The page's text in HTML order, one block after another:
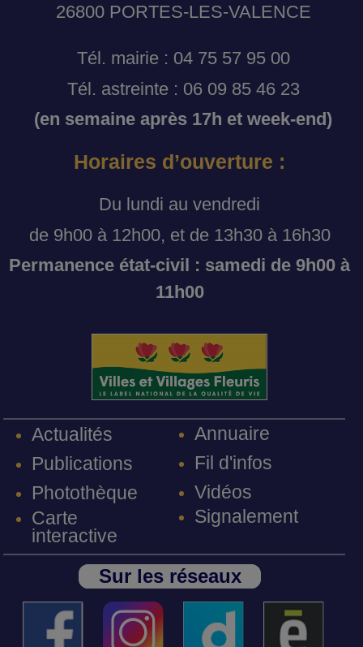
26800 PORTES-LES-VALENCE
Tél. mairie : 04 75 57 95 00
Tél. astreinte : 06 09 85 46 23
(en semaine après 17h et week-end)
Horaires d’ouverture :
Du lundi au vendredi
de 9h00 à 12h00, et de 13h30 à 16h30
Permanence état-civil : samedi de 9h00 à
11h00
Actualités
Publications
Photothèque
Carte
interactive
Annuaire
Fil d'infos
Vidéos
Signalement
Sur les réseaux